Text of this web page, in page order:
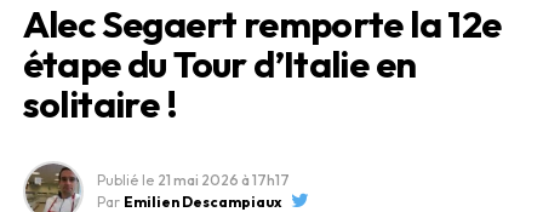
Alec Segaert remporte la 12e
étape du Tour d’Italie en
solitaire !
Publié le 21 mai 2026 à 17h17
Par Emilien Descampiaux